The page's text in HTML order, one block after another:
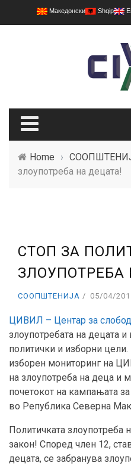
Македонски Shqip
Home ›
злоупотреба на децата!
СТОП ЗА
ЗЛОУПОТРЕБА
СООПШТЕНИЈА 05/04/
ЦИВИЛ – Центар за
злоупотребата на децата
политички и изборни
изборен мониторинг на
на злоупотреба на деца и
почетокот на кампањата
во Република Северна
Политичката злоупотреба
закон! Според член 12,
децата, се забранува